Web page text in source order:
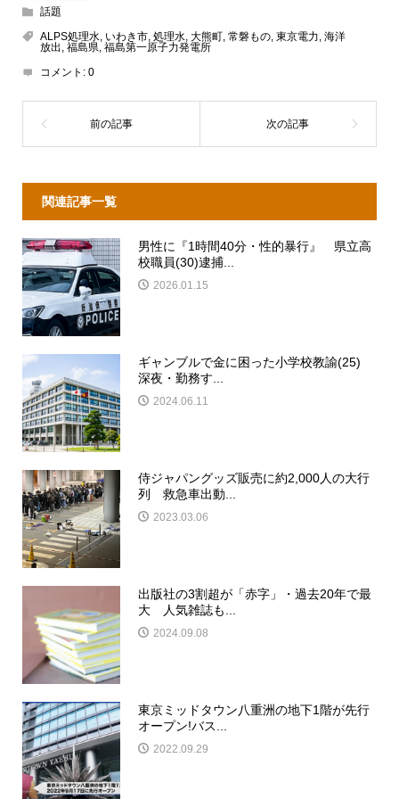
話題
ALPS処理水, いわき市, 処理水, 大熊町, 常磐もの, 東京電力, 海洋
放出, 福島県, 福島第一原子力発電所
コメント: 0
関連記事一覧
男性に『1時間40分・性的暴行』 県立高
校職員(30)逮捕...
2026.01.15
ギャンブルで金に困った小学校教諭(25)
深夜・勤務す...
2024.06.11
侍ジャパングッズ販売に約2,000人の大行
列 救急車出動...
2023.03.06
出版社の3割超が「赤字」・過去20年で最
大 人気雑誌も...
2024.09.08
東京ミッドタウン八重洲の地下1階が先行
オープン!バス...
2022.09.29